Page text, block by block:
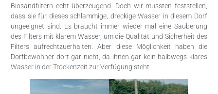
Biosandfiltern echt überzeugend. Doch wir mussten feststellen,
dass sie für dieses schlammige, dreckige Wasser in diesem Dorf
ungeeignet sind. Es braucht immer wieder mal eine Säuberung
des Filters mit klarem Wasser, um die Qualität und Sicherheit des
Filters aufrechtzuerhalten. Aber diese Möglichkeit haben die
Dorfbewohner dort gar nicht, da ihnen gar kein halbwegs klares
Wasser in der Trockenzeit zur Verfügung steht.